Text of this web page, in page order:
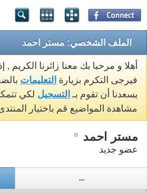
الملف الشخصي: مستر احمد
أهلا و مرحبا بك معنا زائرنا الكريم ,
فيرجى التكرم بزيارة التعليمات
يسعدنا أن تقوم بـ التسجيل لكي
مشاهدة المواضيع قم باختيار
مستر احمد
عضو جديد
...